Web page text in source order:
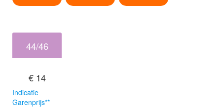
44/46
€ 14
Indicatie
Garenprijs**